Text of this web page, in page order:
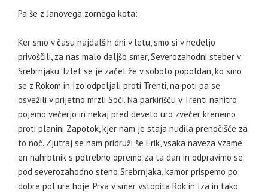
Pa še z Janovega zornega kota:
Ker smo v času najdalših dni v letu, smo si v nedeljo
privoščili, za nas malo daljšo smer, Severozahodni steber v
Srebrnjaku. Izlet se je začel že v soboto popoldan, ko smo
se z Rokom in Izo odpeljali proti Trenti, na poti pa se
osvežili v prijetno mrzli Soči. Na parkirišču v Trenti nahitro
pojemo večerjo in nekaj pred deveto uro zvečer krenemo
proti planini Zapotok, kjer nam je staja nudila prenočišče za
to noč. Zjutraj se nam pridruži še Erik, vsaka naveza vzame
en nahrbtnik s potrebno opremo za ta dan in odpravimo se
pod severozahodno steno Srebrnjaka, kamor prispemo po
dobre pol ure hoje. Prva v smer vstopita Rok in Iza in tako